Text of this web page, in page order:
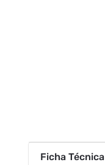
Ficha Técnica